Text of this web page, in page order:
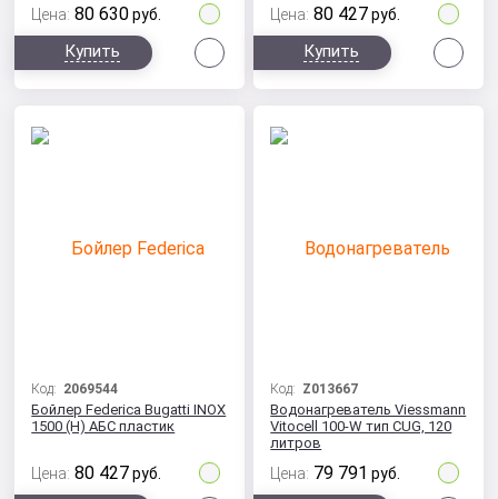
Цена: 80 630 руб.
Купить
Цена: 80 427 руб.
Купить
Код: 2069544
Бойлер Federica Bugatti INOX
1500 (H) АБС пластик
Цена: 80 427 руб.
Код: Z013667
Водонагреватель Viessmann
Vitocell 100-W тип CUG, 120
литров
Цена: 79 791 руб.